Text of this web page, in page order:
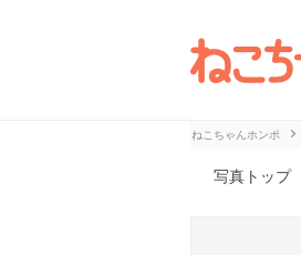
ねこちゃんホンポ
写真トップ